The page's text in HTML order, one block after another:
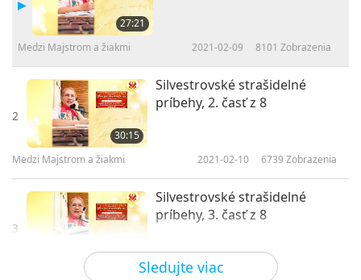
Sledujte viac
27:21
Medzi Majstrom a žiakmi 2021-02-09 8101 Zobrazenia
2
30:15
Silvestrovské strašidelné
príbehy, 2. časť z 8
Medzi Majstrom a žiakmi 2021-02-10 6739 Zobrazenia
3
Silvestrovské strašidelné
príbehy, 3. časť z 8
Medzi Majstrom a žiakmi 2021-02-11 6143